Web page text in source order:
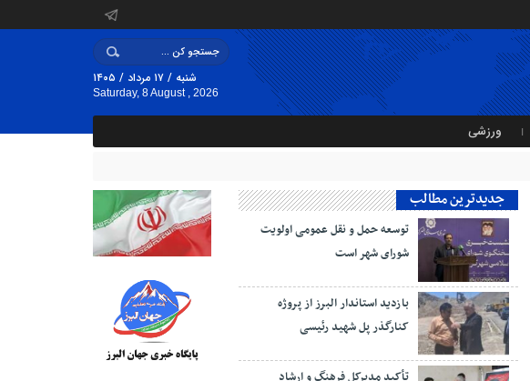
شنبه / ۱۷ مرداد / ۱۴۰۵
Saturday, 8 August , 2026
ورزشی
جدیدترین مطالب
توسعه حمل و نقل عمومی اولویت
شورای شهر است
بازدید استاندار البرز از پروژه
کنارگذر پل شهید رئیسی